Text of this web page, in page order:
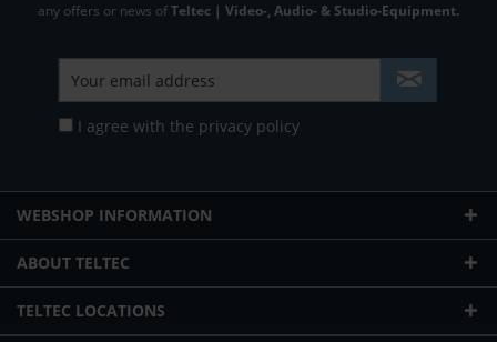
any offers or news ofTeltec | Video-, Audio- & Studio-Equipment.
I agree with the privacy policy
WEBSHOP INFORMATION
ABOUT TELTEC
TELTEC LOCATIONS